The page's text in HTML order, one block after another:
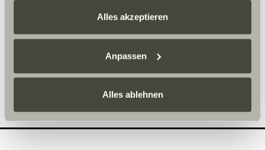
zusammenführen. Weitere Informationen finden Sie hier:
Sunlight Business. Akzeptieren Sie oder wählen Sie
einzelne Cookies/Dienste in den Einstellungen aus,
erteilen Sie uns Ihre Einwilligung zur Verarbeitung Ihrer
freiwillig, für den Besuch der Website nicht erforderlich
und kann jederzeit über die Einstellungen widerrufen
werden. Klicken Sie auf Ablehnen, werden nur die
Alles akzeptieren
Anpassen
Alles ablehnen
Heure